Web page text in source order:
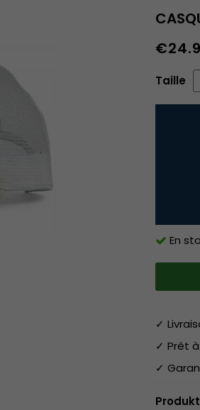
Taille
En
✓
✓ Prêt
✓